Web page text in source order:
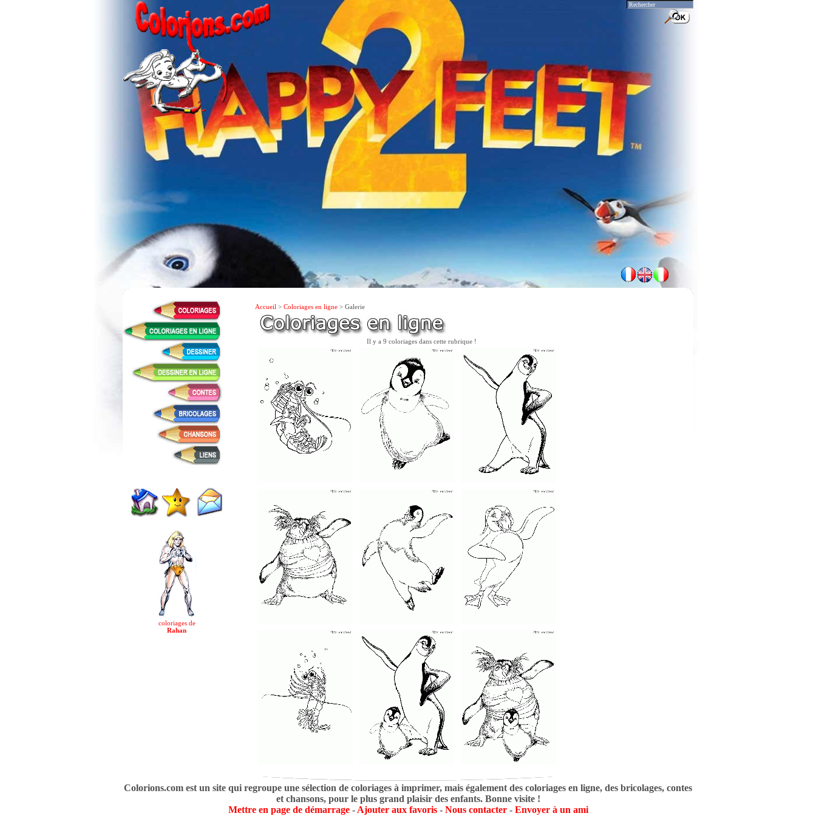
coloriages de
Rahan
Accueil > Coloriages en ligne> Galerie
Il y a 9 coloriages dans cette rubrique !
Colorions.com est un site qui regroupe une sélection de coloriages à imprimer, mais également des coloriages en ligne, des bricolages, contes
et chansons, pour le plus grand plaisir des enfants. Bonne visite !
Mettre en page de démarrage- Ajouter aux favoris- Nous contacter- Envoyer à un ami